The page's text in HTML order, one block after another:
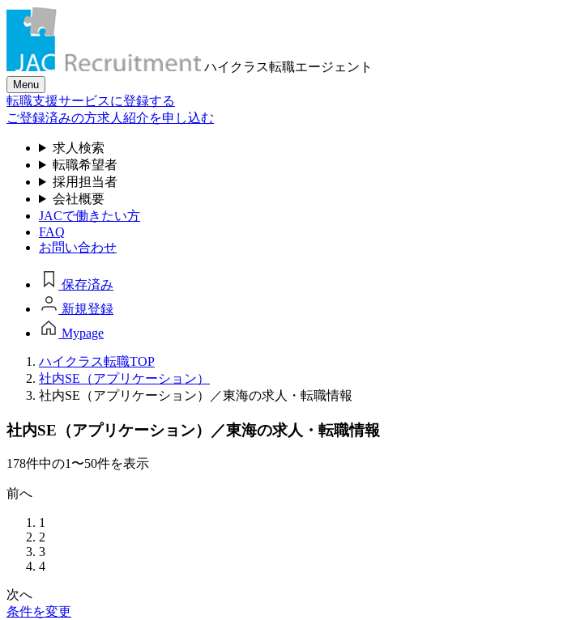
ハイクラス転職エージェント
Menu
転職支援サービスに登録する
ご登録済みの方求人紹介を申し込む
求人検索
転職希望者
採用担当者
会社概要
JACで働きたい方
FAQ
お問い合わせ
保存済み
新規登録
Mypage
ハイクラス転職TOP
社内SE（アプリケーション）
社内SE（アプリケーション）／東海の求人・転職情報
社内SE（アプリケーション）／東海の求人・転職情報
178件中の1〜50件を表示
前へ
1
2
3
4
次へ
条件を変更